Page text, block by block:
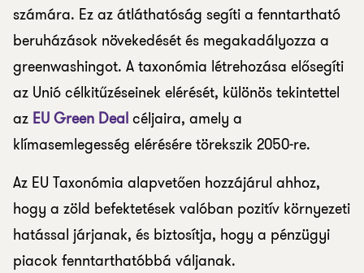
számára. Ez az átláthatóság segíti a fenntartható
beruházások növekedését és megakadályozza a
greenwashingot. A taxonómia létrehozása elősegíti
az Unió célkitűzéseinek elérését, különös tekintettel
az EU Green Dealcéljaira, amely a
klímasemlegesség elérésére törekszik 2050-re.
Az EU Taxonómia alapvetően hozzájárul ahhoz,
hogy a zöld befektetések valóban pozitív környezeti
hatással járjanak, és biztosítja, hogy a pénzügyi
piacok fenntarthatóbbá váljanak.